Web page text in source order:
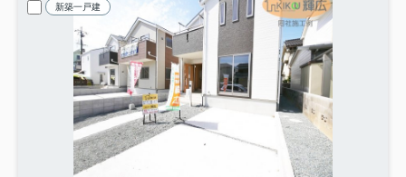
新築一戸建